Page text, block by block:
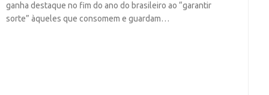
ganha destaque no fim do ano do brasileiro ao “garantir
sorte” àqueles que consomem e guardam…